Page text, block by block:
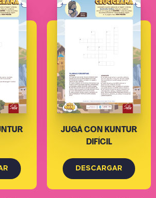
JUGÁ CON KUNTUR
DIFÍCIL
DESCARGAR